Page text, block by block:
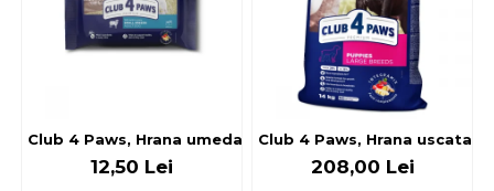
Club 4 Paws, Hrana umeda caini - cu miel, set 5+1, 6x80 g
12,50 Lei
Club 4 Paws, Hrana uscata
208,00 Lei